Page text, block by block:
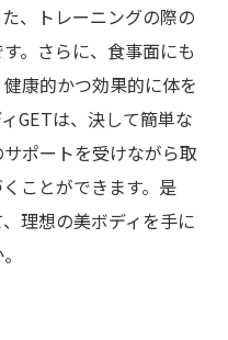
、トレーニングの際の
。さらに、食事面にも
康的かつ効果的に体を
GETは、決して簡単な
ポートを受けながら取
ことができます。是
理想の美ボディを手に